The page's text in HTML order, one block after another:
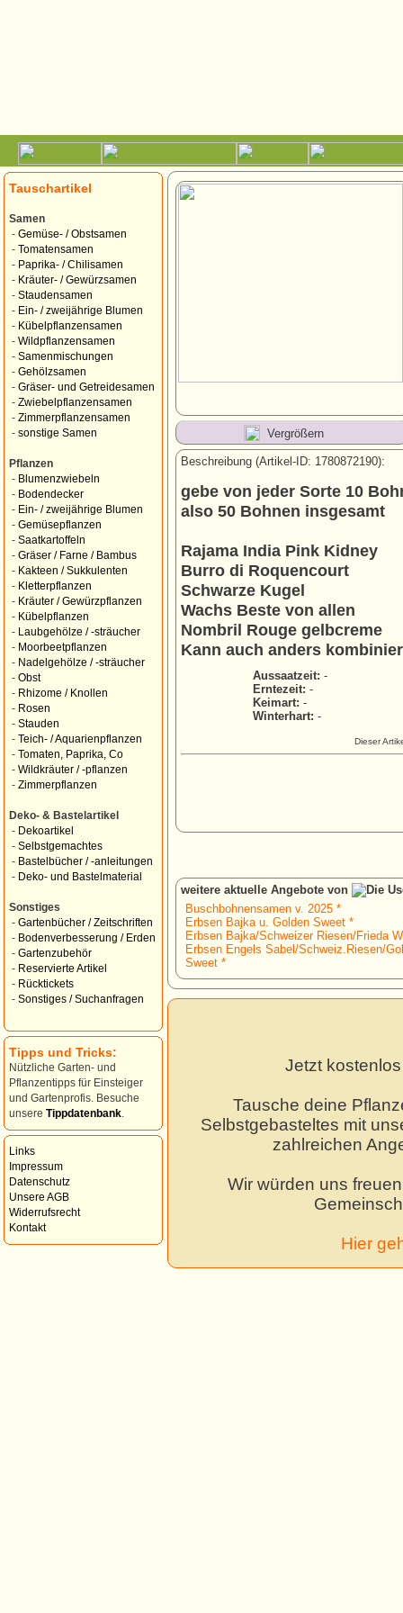
Tauschartikel
Samen
- Gemüse- / Obstsamen
- Tomatensamen
- Paprika- / Chilisamen
- Kräuter- / Gewürzsamen
- Staudensamen
- Ein- / zweijährige Blumen
- Kübelpflanzensamen
- Wildpflanzensamen
- Samenmischungen
- Gehölzsamen
- Gräser- und Getreidesamen
- Zwiebelpflanzensamen
- Zimmerpflanzensamen
- sonstige Samen
Pflanzen
- Blumenzwiebeln
- Bodendecker
- Ein- / zweijährige Blumen
- Gemüsepflanzen
- Saatkartoffeln
- Gräser / Farne / Bambus
- Kakteen / Sukkulenten
- Kletterpflanzen
- Kräuter / Gewürzpflanzen
- Kübelpflanzen
-
Laubgehölze / -sträucher
- Moorbeetpflanzen
- Nadelgehölze / -sträucher
- Obst
- Rhizome / Knollen
- Rosen
- Stauden
- Teich- / Aquarienpflanzen
- Tomaten, Paprika, Co
- Wildkräuter / -pflanzen
- Zimmerpflanzen
Deko- & Bastelartikel
- Dekoartikel
- Selbstgemachtes
- Bastelbücher / -anleitungen
- Deko- und Bastelmaterial
Sonstiges
- Gartenbücher / Zeitschriften
- Bodenverbesserung / Erden
- Gartenzubehör
- Reservierte Artikel
- Rücktickets
- Sonstiges / Suchanfragen
Tipps und Tricks:
Nützliche Garten- und
Pflanzentipps für Einsteiger
und Gartenprofis. Besuche
unsere Tippdatenbank
Links
Impressum
Datenschutz
Unsere AGB
Widerrufsrecht
Kontakt
Vergrößern
Beschreibung (Artikel-ID: 1780872190):
gebe von jeder Sorte 10
also 50 Bohnen insgesamt
Rajama India Pink Kidney
Burro di Roquencourt
Schwarze Kugel
Wachs Beste von allen
Nombril Rouge gelbcreme
Kann auch anders
Aussaatzeit: -
Erntezeit: -
Keimart: -
Winterhart: -
Dieser
weitere aktuelle Angebote von
Buschbohnensamen v. 2025 *
Erbsen Bajka u. Golden Sweet *
Erbsen Bajka/Schweizer Riesen/Frieda
Erbsen Engels Sabel/Schweiz.Riesen/
Sweet *
Jetzt
Tausche deine
Selbstgebasteltes mit
zahlreichen
Wir würden uns
Hier